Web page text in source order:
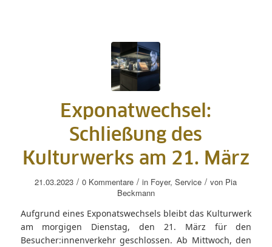
Exponatwechsel:
Schließung des
Kulturwerks am 21. März
21.03.2023 / 0 Kommentare / in Foyer,Service / von Pia
Beckmann
Aufgrund eines Exponatswechsels bleibt das Kulturwerk
am morgigen Dienstag, den 21. März für den
Besucher:innenverkehr geschlossen. Ab Mittwoch, den